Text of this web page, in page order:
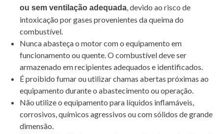
ou sem ventilação adequada, devido ao risco de
intoxicação por gases provenientes da queima do
combustível.
Nunca abasteça o motor com o equipamento em
funcionamento ou quente. O combustível deve ser
armazenado em recipientes adequados e identificados.
É proibido fumar ou utilizar chamas abertas próximas ao
equipamento durante o abastecimento ou operação.
Não utilize o equipamento para líquidos inflamáveis,
corrosivos, químicos agressivos ou com sólidos de grande
dimensão.